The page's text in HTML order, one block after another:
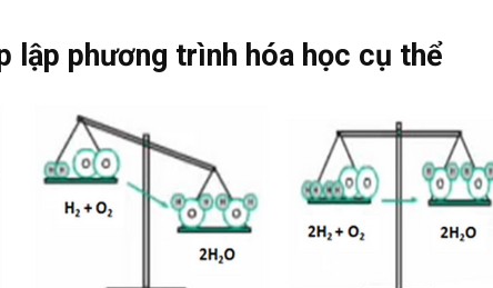
lập phương trình hóa học cụ thể